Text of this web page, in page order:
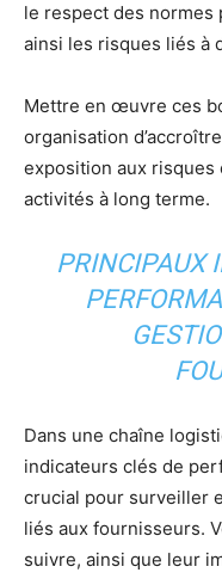
le respect des
ainsi les risques liés à
Mettre en œuvre ces
organisation
exposition aux risques
activités à long terme.
PRINCIPAUX
Dans une chaîne
indicateurs clés de
crucial pour surveiller
liés aux fournisseurs.
suivre, ainsi que leur